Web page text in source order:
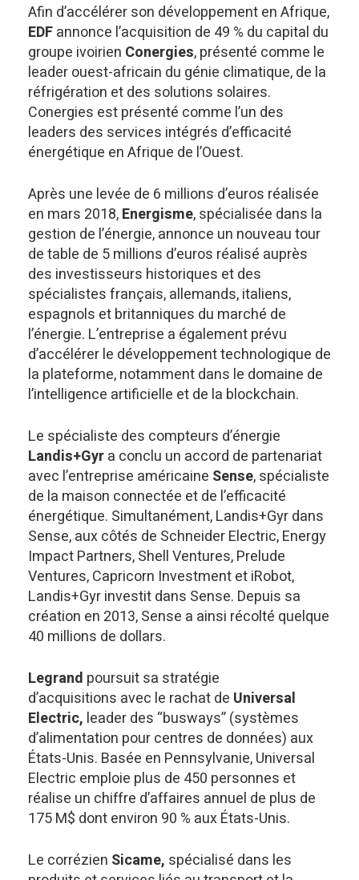
Afin d’accélérer son développement en Afrique,
EDFannonce l’acquisition de 49 % du capital du
groupe ivoirien Conergies, présenté comme le
leader ouest-africain du génie climatique, de la
réfrigération et des solutions solaires.
Conergies est présenté comme l’un des
leaders des services intégrés d’efficacité
énergétique en Afrique de l’Ouest.
Après une levée de 6 millions d’euros réalisée
en mars 2018,Energisme, spécialisée dans la
gestion de l’énergie, annonce un nouveau tour
de table de 5 millions d’euros réalisé auprès
des investisseurs historiques et des
spécialistes français, allemands, italiens,
espagnols et britanniques du marché de
l’énergie. L’entreprise a également prévu
d’accélérer le développement technologique de
la plateforme, notamment dans le domaine de
l’intelligence artificielle et de la blockchain.
Le spécialiste des compteurs d’énergie
Landis+Gyra conclu un accord de partenariat
avec l’entreprise américaine Sense, spécialiste
de la maison connectée et de l’efficacité
énergétique. Simultanément, Landis+Gyr dans
Sense, aux côtés de Schneider Electric, Energy
Impact Partners, Shell Ventures, Prelude
Ventures, Capricorn Investment et iRobot,
Landis+Gyr investit dans Sense. Depuis sa
création en 2013, Sense a ainsi récolté quelque
40 millions de dollars.
Legrand poursuit sa stratégie
d’acquisitions avec le rachat de Universal
Electric, leader des “busways” (systèmes
d’alimentation pour centres de données) aux
États-Unis. Basée en Pennsylvanie, Universal
Electric emploie plus de 450 personnes et
réalise un chiffre d’affaires annuel de plus de
175 M$ dont environ 90 % aux États-Unis.
Le corrézien Sicame, spécialisé dans les